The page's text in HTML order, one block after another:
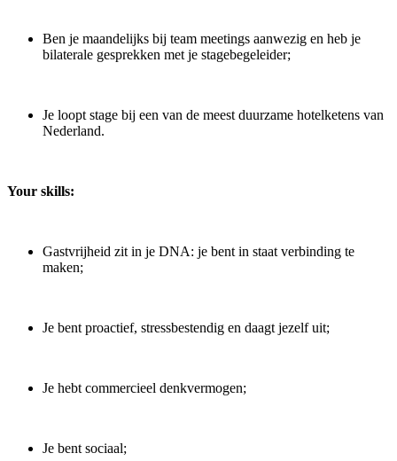
Ben je maandelijks bij team meetings aanwezig en heb je
bilaterale gesprekken met je stagebegeleider;
Je loopt stage bij een van de meest duurzame hotelketens van
Nederland.
Your skills:
Gastvrijheid zit in je DNA: je bent in staat verbinding te
maken;
Je bent proactief, stressbestendig en daagt jezelf uit;
Je hebt commercieel denkvermogen;
Je bent sociaal;